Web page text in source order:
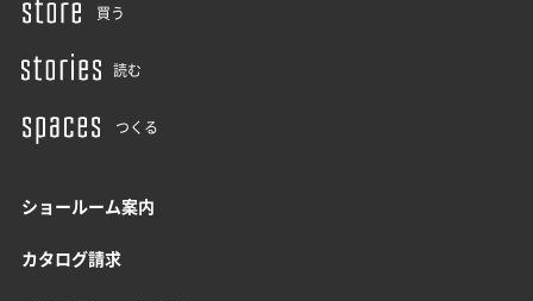
買う
読む
つくる
ショールーム案内
カタログ請求